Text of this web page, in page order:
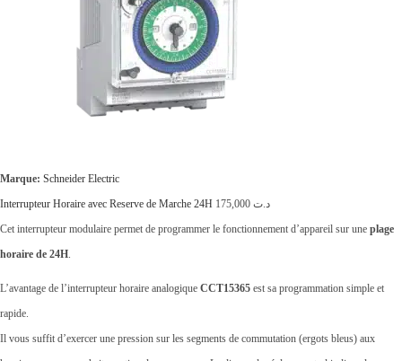
Marque: Schneider Electric
Interrupteur Horaire avec Reserve de Marche 24H
د.ت
Cet interrupteur modulaire permet de programmer le fonctionnement d’appareil sur une plage
horaire de 24H.
L’avantage de l’interrupteur horaire analogique CCT15365 est sa programmation simple et
rapide.
Il vous suffit d’exercer une pression sur les segments de commutation (ergots bleus) aux